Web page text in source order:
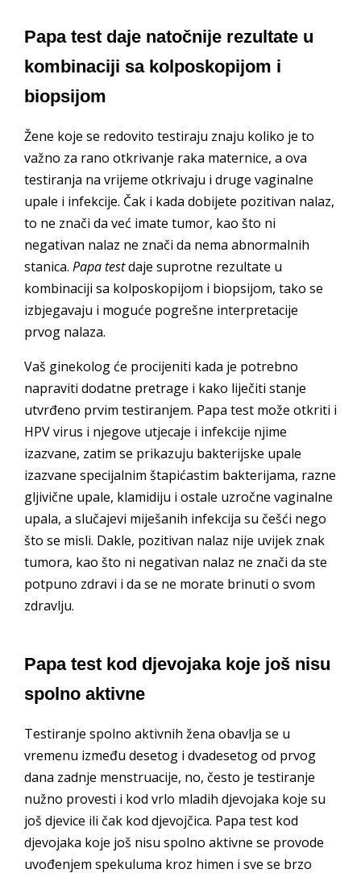
Papa test daje natočnije rezultate u
kombinaciji sa kolposkopijom i
biopsijom
Žene koje se redovito testiraju znaju koliko je to
važno za rano otkrivanje raka maternice, a ova
testiranja na vrijeme otkrivaju i druge vaginalne
upale i infekcije. Čak i kada dobijete pozitivan nalaz,
to ne znači da već imate tumor, kao što ni
negativan nalaz ne znači da nema abnormalnih
stanica. Papa testdaje suprotne rezultate u
kombinaciji sa kolposkopijom i biopsijom, tako se
izbjegavaju i moguće pogrešne interpretacije
prvog nalaza.
Vaš ginekolog će procijeniti kada je potrebno
napraviti dodatne pretrage i kako liječiti stanje
utvrđeno prvim testiranjem. Papa test može otkriti i
HPV virus i njegove utjecaje i infekcije njime
izazvane, zatim se prikazuju bakterijske upale
izazvane specijalnim štapićastim bakterijama, razne
gljivične upale, klamidiju i ostale uzročne vaginalne
upala, a slučajevi miješanih infekcija su češći nego
što se misli. Dakle, pozitivan nalaz nije uvijek znak
tumora, kao što ni negativan nalaz ne znači da ste
potpuno zdravi i da se ne morate brinuti o svom
zdravlju.
Papa test kod djevojaka koje još nisu
spolno aktivne
Testiranje spolno aktivnih žena obavlja se u
vremenu između desetog i dvadesetog od prvog
dana zadnje menstruacije, no, često je testiranje
nužno provesti i kod vrlo mladih djevojaka koje su
još djevice ili čak kod djevojčica. Papa test kod
djevojaka koje još nisu spolno aktivne se provode
uvođenjem spekuluma kroz himen i sve se brzo